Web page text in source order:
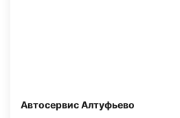
Автосервис Алтуфьево